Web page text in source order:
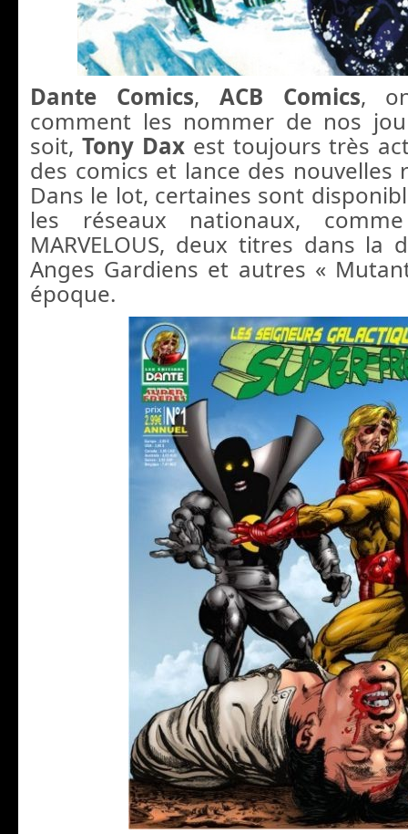
Dante Comics, ACB Comics,
comment les nommer de nos
soit, Tony Dax est toujours très
des comics et lance des nouvelles
Dans le lot, certaines sont
les réseaux nationaux,
MARVELOUS, deux titres dans la
Anges Gardiens et autres «
époque.